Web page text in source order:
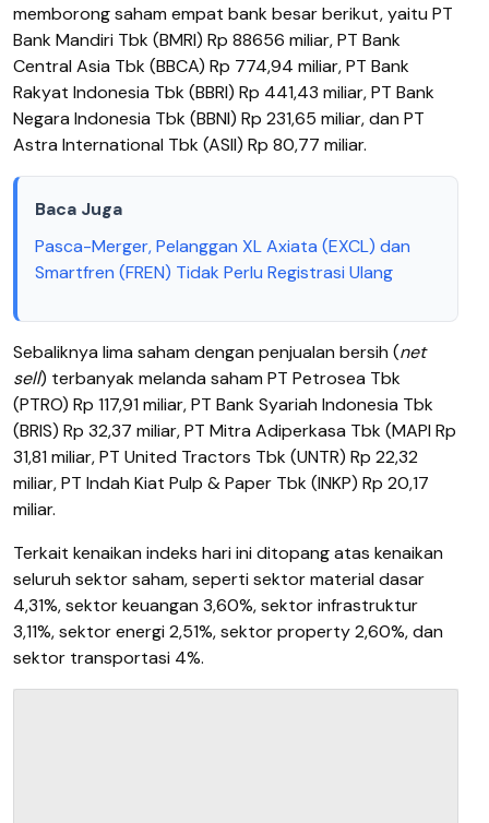
memborong saham empat bank besar berikut, yaitu PT
Bank Mandiri Tbk (BMRI) Rp 88656 miliar, PT Bank
Central Asia Tbk (BBCA) Rp 774,94 miliar, PT Bank
Rakyat Indonesia Tbk (BBRI) Rp 441,43 miliar, PT Bank
Negara Indonesia Tbk (BBNI) Rp 231,65 miliar, dan PT
Astra International Tbk (ASII) Rp 80,77 miliar.
Baca Juga
Pasca-Merger, Pelanggan XL Axiata (EXCL) dan
Smartfren (FREN) Tidak Perlu Registrasi Ulang
Sebaliknya lima saham dengan penjualan bersih (net
sell) terbanyak melanda saham PT Petrosea Tbk
(PTRO) Rp 117,91 miliar, PT Bank Syariah Indonesia Tbk
(BRIS) Rp 32,37 miliar, PT Mitra Adiperkasa Tbk (MAPI Rp
31,81 miliar, PT United Tractors Tbk (UNTR) Rp 22,32
miliar, PT Indah Kiat Pulp & Paper Tbk (INKP) Rp 20,17
miliar.
Terkait kenaikan indeks hari ini ditopang atas kenaikan
seluruh sektor saham, seperti sektor material dasar
4,31%, sektor keuangan 3,60%, sektor infrastruktur
3,11%, sektor energi 2,51%, sektor property 2,60%, dan
sektor transportasi 4%.